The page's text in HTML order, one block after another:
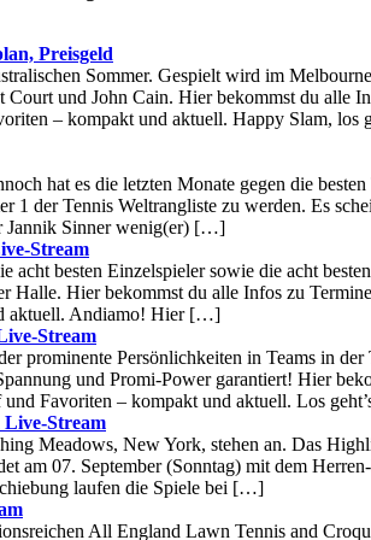
Preisgeld
Sommer. Gespielt wird im
und John Cain. Hier bekommst du alle
– kompakt und aktuell. Happy Slam, los
hat es die letzten Monate gegen die besten
1 der Tennis Weltrangliste zu werden. Es
Jannik Sinner wenig(er) […]
Stream
besten Einzelspieler sowie die acht
Halle. Hier bekommst du alle Infos zu
aktuell. Andiamo! Hier […]
Stream
prominente Persönlichkeiten in Teams in der
und Promi-Power garantiert! Hier
Favoriten – kompakt und aktuell. Los
Stream
Meadows, New York, stehen an. Das
am 07. September (Sonntag) mit dem
laufen die Spiele bei […]
All England Lawn Tennis and